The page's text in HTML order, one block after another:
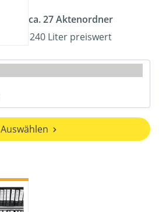
ca. 27 Aktenordner
240 Liter preiswert
Auswählen